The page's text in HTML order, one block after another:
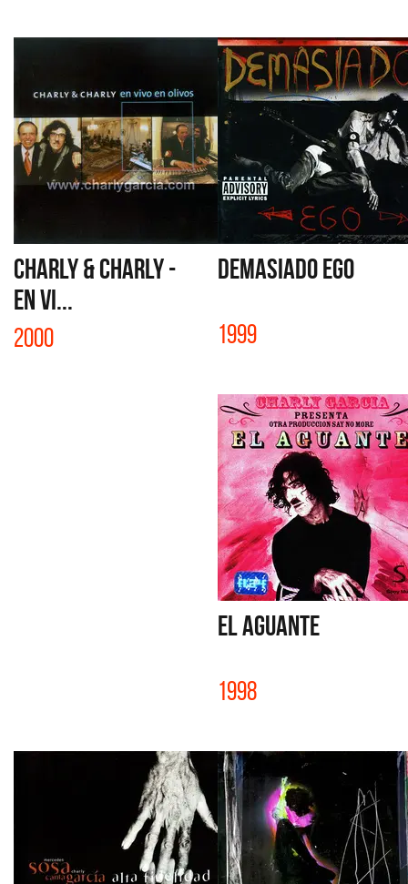
CHARLY & CHARLY -
EN VI...
2000
DEMASIADO EGO
1999
EL AGUANTE
1998